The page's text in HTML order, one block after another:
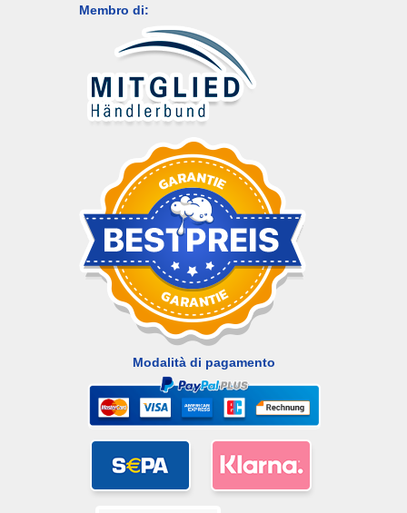
Membro di:
Modalità di pagamento